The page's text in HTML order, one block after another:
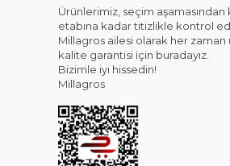
Ürünlerimiz, seçim
etabına kadar titizlikle kontrol
Millagros ailesi olarak her zaman
kalite garantisi için buradayız.
Bizimle iyi hissedin!
Millagros